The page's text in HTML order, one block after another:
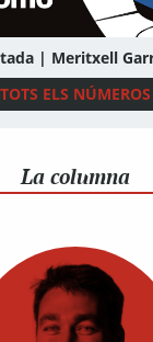
| Meritxell
TOTS ELS NÚMEROS
La columna